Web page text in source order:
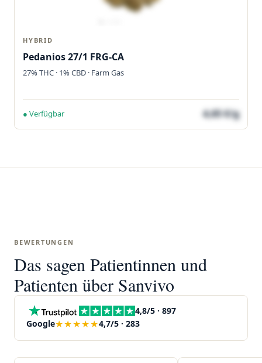
HYBRID
Pedanios 27/1 FRG-CA
27% THC · 1% CBD · Farm Gas
● Verfügbar 4,65 €/g
BEWERTUNGEN
Das sagen Patientinnen und
Patienten über Sanvivo
4,8/5 · 897
Google★★★★★4,7/5 · 283